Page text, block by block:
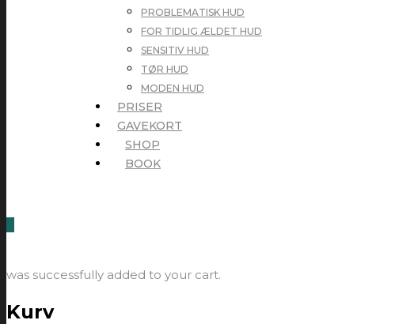
PROBLEMATISK HUD
FOR TIDLIG ÆLDET HUD
SENSITIV HUD
TØR HUD
MODEN HUD
PRISER
GAVEKORT
SHOP
BOOK
was successfully added to your cart.
Kurv